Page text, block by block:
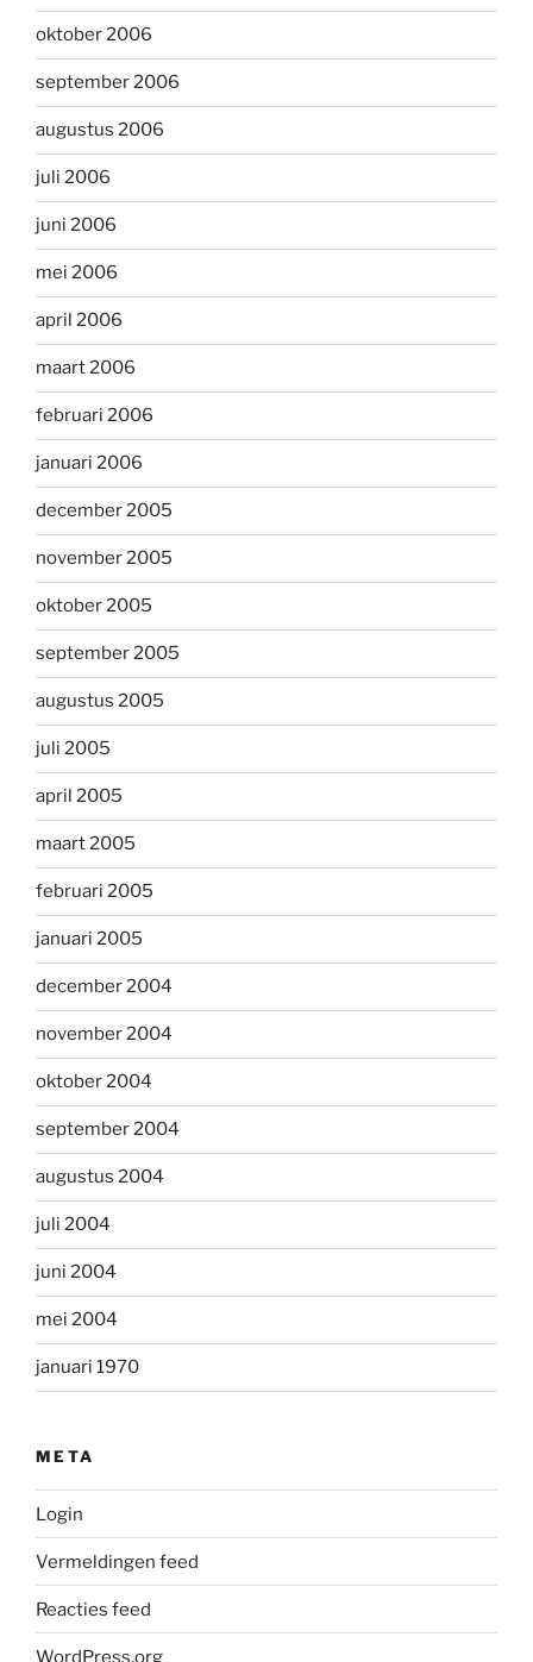
oktober 2006
september 2006
augustus 2006
juli 2006
juni 2006
mei 2006
april 2006
maart 2006
februari 2006
januari 2006
december 2005
november 2005
oktober 2005
september 2005
augustus 2005
juli 2005
april 2005
maart 2005
februari 2005
januari 2005
december 2004
november 2004
oktober 2004
september 2004
augustus 2004
juli 2004
juni 2004
mei 2004
januari 1970
META
Login
Vermeldingen feed
Reacties feed
WordPress.org